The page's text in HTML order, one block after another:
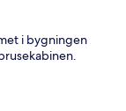
i bygningen